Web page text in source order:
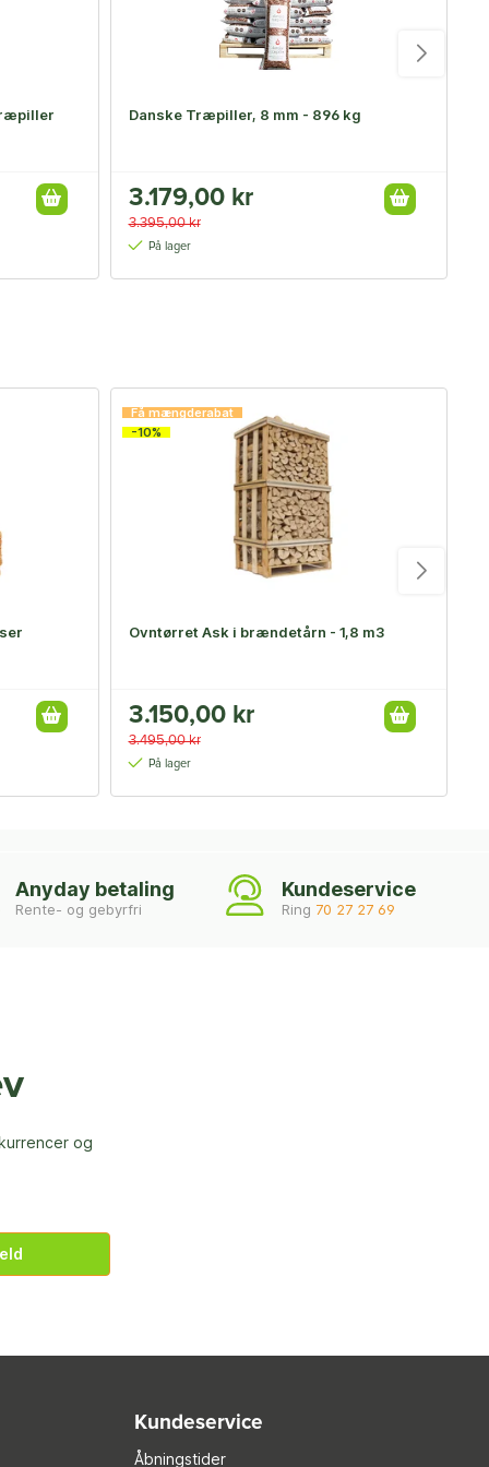
Danske Træpiller, 8 mm - 896 kg
3.179,00 kr
3.395,00 kr
På lager
Få mængderabat
-10%
Ovntørret Ask i brændetårn - 1,8 m3
3.150,00 kr
3.495,00 kr
På lager
Anyday betaling
Rente- og gebyrfri
Kundeservice
Ring 70 27 27 69
og
Kundeservice
Åbningstider